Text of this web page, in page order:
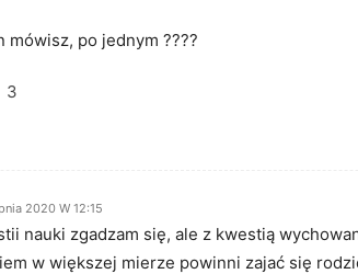
mówisz, po jednym ????
3
2020 W 12:15
nauki zgadzam się, ale z kwestią
w większej mierze powinni zajać się